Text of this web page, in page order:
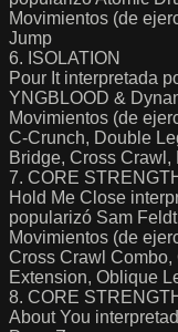
Movimientos (de
Jump
6. ISOLATION
Pour It interpretada
YNGBLOOD &
Movimientos (de
C-Crunch, Double
Bridge, Cross
7. CORE
Hold Me Close
popularizó Sam
Movimientos (de
Cross Crawl
Extension, Oblique
8. CORE
About You